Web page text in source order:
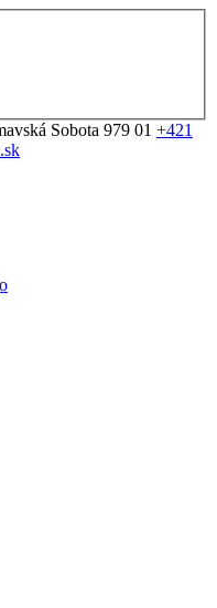
Sobota 979 01 +421